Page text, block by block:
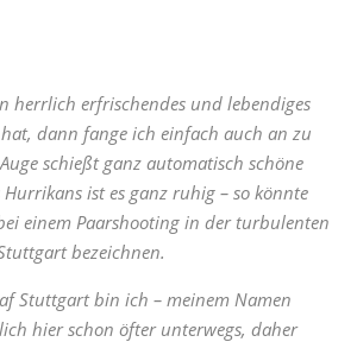
herrlich erfrischendes und lebendiges
dann fange ich einfach auch an zu
schießt ganz automatisch schöne
ist es ganz ruhig – so könnte
einem Paarshooting in der turbulenten
bezeichnen.
Stuttgart bin ich – meinem Namen
hier schon öfter unterwegs, daher